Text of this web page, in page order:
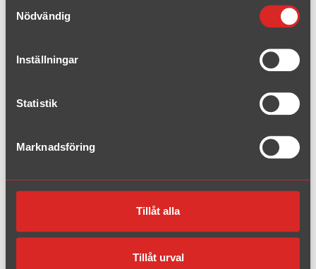
Nödvändig
Inställningar
Statistik
Marknadsföring
Tillåt alla
Tillåt urval
Mini
Opel
Peugeot
Renault